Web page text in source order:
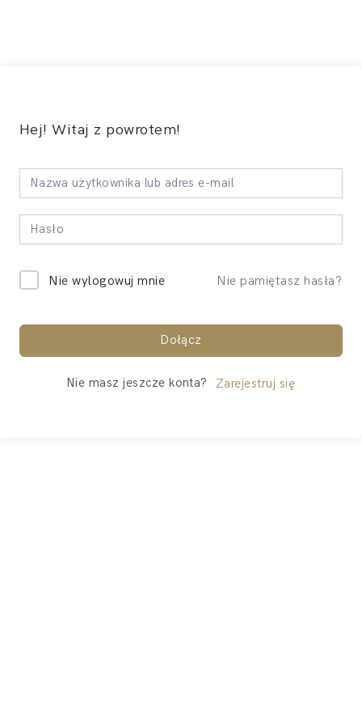
Hej! Witaj z powrotem!
Nie wylogowuj mnie Nie pamiętasz hasła?
Dołącz
Nie masz jeszcze konta? Zarejestruj się